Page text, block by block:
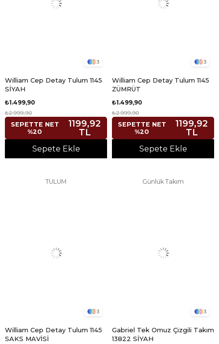
3
William Cep Detay Tulum 1145
SİYAH
₺1.499,90
₺2.999,90
SEPETTE NET
%20
1199,92
TL
Sepete Ekle
3
William Cep Detay Tulum 1145
ZÜMRÜT
₺1.499,90
₺2.999,90
SEPETTE NET
%20
1199,92
TL
Sepete Ekle
TULUM
3
William Cep Detay Tulum 1145
SAKS MAVİSİ
Günlük Takım
3
Gabriel Tek Omuz Çizgili Takım
13822 SİYAH